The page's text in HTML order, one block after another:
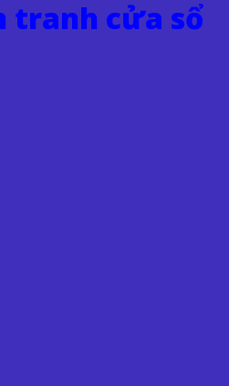
tranh cửa sổ